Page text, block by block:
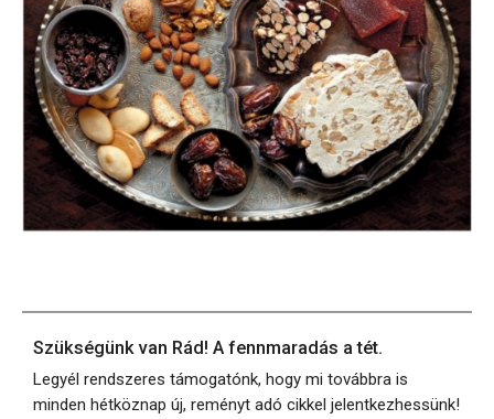
Szükségünk van Rád! A fennmaradás a tét.
Legyél rendszeres támogatónk, hogy mi továbbra is
minden hétköznap új, reményt adó cikkel jelentkezhessünk!